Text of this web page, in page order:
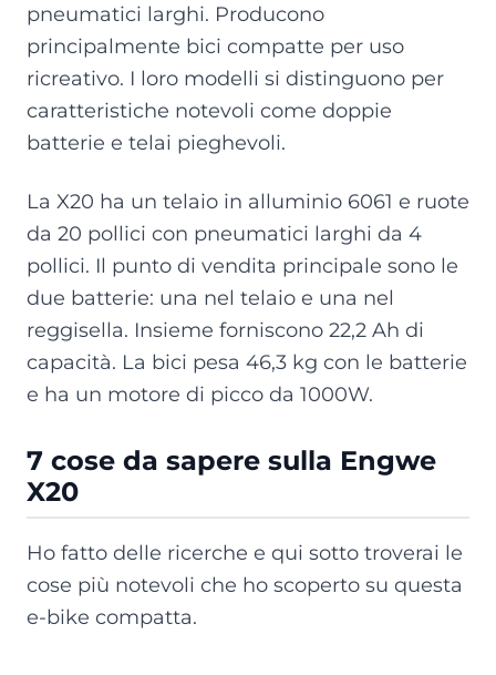
pneumatici larghi. Producono
principalmente bici compatte per uso
ricreativo. I loro modelli si distinguono per
caratteristiche notevoli come doppie
batterie e telai pieghevoli.
La X20 ha un telaio in alluminio 6061 e ruote
da 20 pollici con pneumatici larghi da 4
pollici. Il punto di vendita principale sono le
due batterie: una nel telaio e una nel
reggisella. Insieme forniscono 22,2 Ah di
capacità. La bici pesa 46,3 kg con le batterie
e ha un motore di picco da 1000W.
7 cose da sapere sulla Engwe
X20
Ho fatto delle ricerche e qui sotto troverai le
cose più notevoli che ho scoperto su questa
e-bike compatta.